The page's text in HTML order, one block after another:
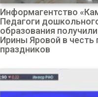
Информагентство
Педагоги
образования
Ирины Яровой в
праздников